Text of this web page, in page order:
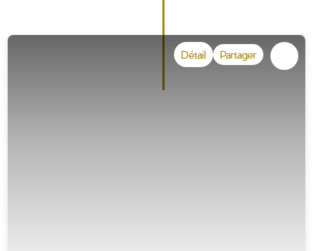
Détail Partager